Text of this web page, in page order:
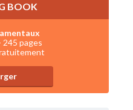
BOOK
245 pages